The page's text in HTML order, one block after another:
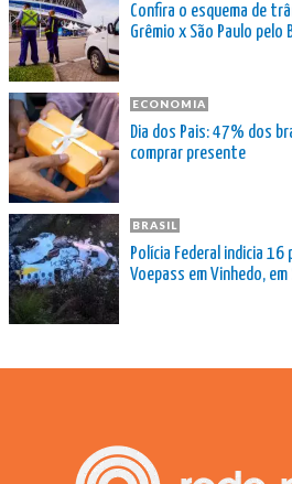
Confira o esquema de
Grêmio x São Paulo pelo
ECONOMIA
Dia dos Pais: 47% dos
comprar presente
BRASIL
Polícia Federal indicia
Voepass em Vinhedo, em